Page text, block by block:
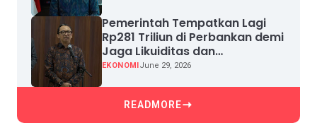
Pemerintah Tempatkan Lagi
Rp281 Triliun di Perbankan demi
Jaga Likuiditas dan
Pertumbuhan Kredit
EKONOMIJune 29, 2026
READMORE